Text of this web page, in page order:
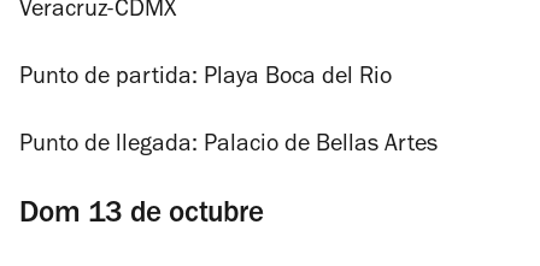
Veracruz-CDMX
Punto de partida: Playa Boca del Rio
Punto de llegada: Palacio de Bellas Artes
Dom 13 de octubre